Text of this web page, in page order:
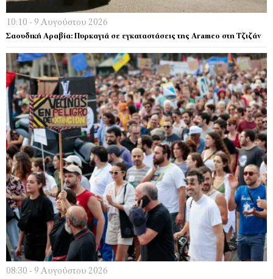
10:10 - 9 Αυγούστου 2026
Σαουδική Αραβία: Πυρκαγιά σε εγκαταστάσεις της Aramco στη Τζιζάν
08:30 - 9 Αυγούστου 2026